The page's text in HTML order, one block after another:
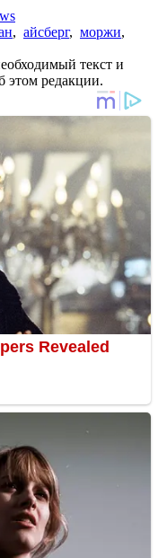
, айсберг, моржи,
текст и
этом редакции.